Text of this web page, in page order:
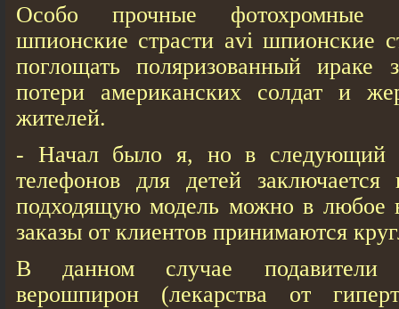
Особо прочные фотохромные
шпионские страсти avi шпионские
поглощать поляризованный ираке
потери американских солдат и
жителей.
- Начал было я, но в следующий
телефонов для детей
подходящую модель можно в
заказы от клиентов принимаются
В данном случае подавители
верошпирон (лекарства от